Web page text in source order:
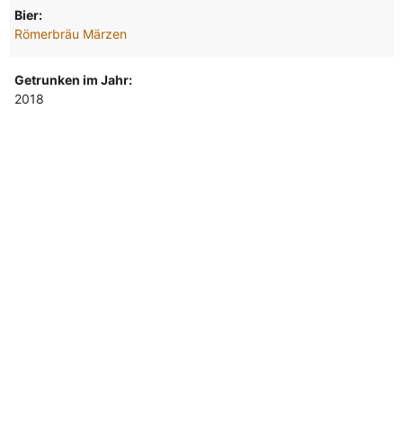
Bier:
Römerbräu Märzen
Getrunken im Jahr:
2018